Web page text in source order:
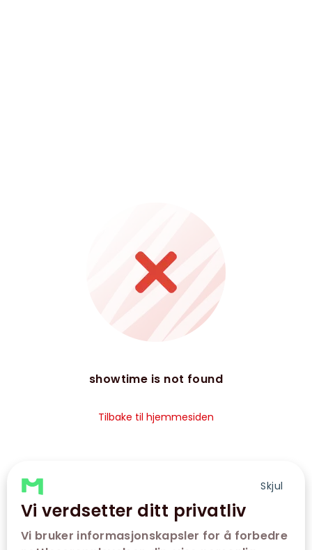
Skjul
Vi verdsetter ditt privatliv
Vi bruker informasjonskapsler for å forbedre
showtime is not found
Tilbake til hjemmesiden